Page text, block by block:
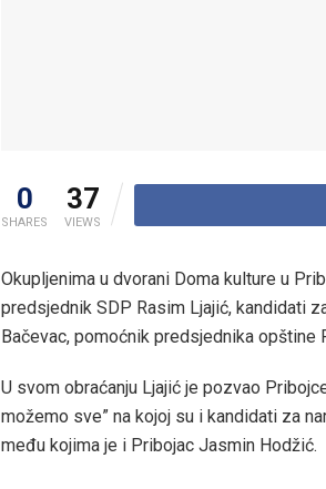
0
SHARES
37
VIEWS
Okupljenima u dvorani Doma kulture u
predsjednik SDP Rasim Ljajić, kandidati
Bačevac, pomoćnik predsjednika
U svom obraćanju Ljajić je pozvao
možemo sve” na kojoj su i kandidati za
među kojima je i Pribojac Jasmin Hodžić.